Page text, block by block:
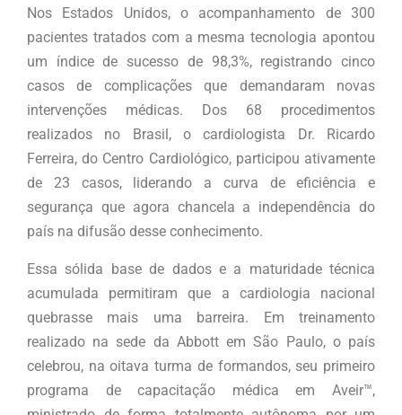
Nos Estados Unidos, o acompanhamento de 300
pacientes tratados com a mesma tecnologia apontou
um índice de sucesso de 98,3%, registrando cinco
casos de complicações que demandaram novas
intervenções médicas. Dos 68 procedimentos
realizados no Brasil, o cardiologista Dr. Ricardo
Ferreira, do Centro Cardiológico, participou ativamente
de 23 casos, liderando a curva de eficiência e
segurança que agora chancela a independência do
país na difusão desse conhecimento.
Essa sólida base de dados e a maturidade técnica
acumulada permitiram que a cardiologia nacional
quebrasse mais uma barreira. Em treinamento
realizado na sede da Abbott em São Paulo, o país
celebrou, na oitava turma de formandos, seu primeiro
programa de capacitação médica em Aveir™,